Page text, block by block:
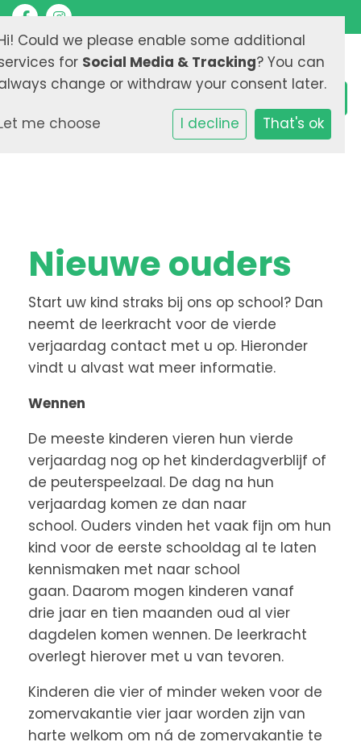
Nieuwe ouders
Start uw kind straks bij ons op school? Dan
neemt de leerkracht voor de vierde
verjaardag contact met u op. Hieronder
vindt u alvast wat meer informatie.
Wennen
De meeste kinderen vieren hun vierde
verjaardag nog op het kinderdagverblijf of
de peuterspeelzaal. De dag na hun
verjaardag komen ze dan naar
school. Ouders vinden het vaak fijn om hun
kind voor de eerste schooldag al te laten
kennismaken met naar school
gaan. Daarom mogen kinderen vanaf
drie jaar en tien maanden oud al vier
dagdelen komen wennen. De leerkracht
overlegt hierover met u van tevoren.
Kinderen die vier of minder weken voor de
zomervakantie vier jaar worden zijn van
harte welkom om ná de zomervakantie te
Could we please enable some additional
for Social Media & Tracking? You can
change or withdraw your consent later.
me choose I decline That's ok